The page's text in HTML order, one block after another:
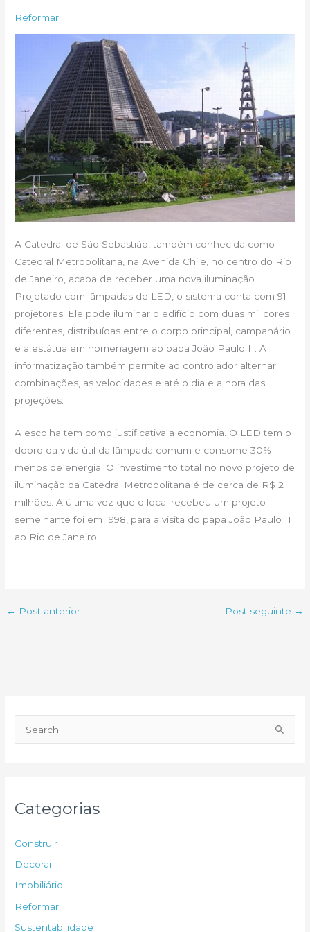
Reformar
A Catedral de São Sebastião, também conhecida como
Catedral Metropolitana, na Avenida Chile, no centro do Rio
de Janeiro, acaba de receber uma nova iluminação.
Projetado com lâmpadas de LED, o sistema conta com 91
projetores. Ele pode iluminar o edifício com duas mil cores
diferentes, distribuídas entre o corpo principal, campanário
e a estátua em homenagem ao papa João Paulo II. A
informatização também permite ao controlador alternar
combinações, as velocidades e até o dia e a hora das
projeções.
A escolha tem como justificativa a economia. O LED tem o
dobro da vida útil da lâmpada comum e consome 30%
menos de energia. O investimento total no novo projeto de
iluminação da Catedral Metropolitana é de cerca de R$ 2
milhões. A última vez que o local recebeu um projeto
semelhante foi em 1998, para a visita do papa João Paulo II
ao Rio de Janeiro.
← Post anterior Post seguinte →
e
p
o
r
Categorias
Construir
Decorar
Imobiliário
Reformar
Sustentabilidade